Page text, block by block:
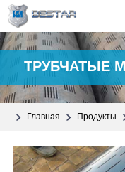
ТРУБЧАТЫЕ
(OCTG)
Главная Продукты